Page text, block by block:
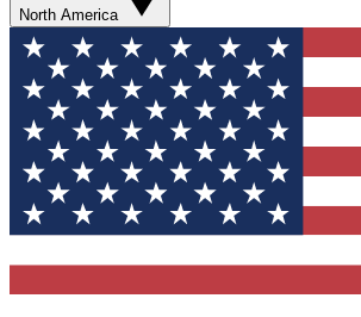
North America